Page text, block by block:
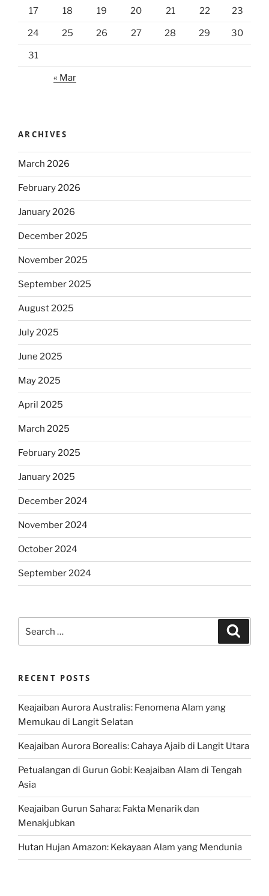
17 18 19 20 21 22 23
24 25 26 27 28 29 30
31
« Mar
ARCHIVES
March 2026
February 2026
January 2026
December 2025
November 2025
September 2025
August 2025
July 2025
June 2025
May 2025
April 2025
March 2025
February 2025
January 2025
December 2024
November 2024
October 2024
September 2024
for:
RECENT POSTS
Keajaiban Aurora Australis: Fenomena Alam yang
Memukau di Langit Selatan
Keajaiban Aurora Borealis: Cahaya Ajaib di Langit Utara
Petualangan di Gurun Gobi: Keajaiban Alam di Tengah
Asia
Keajaiban Gurun Sahara: Fakta Menarik dan
Menakjubkan
Hutan Hujan Amazon: Kekayaan Alam yang Mendunia